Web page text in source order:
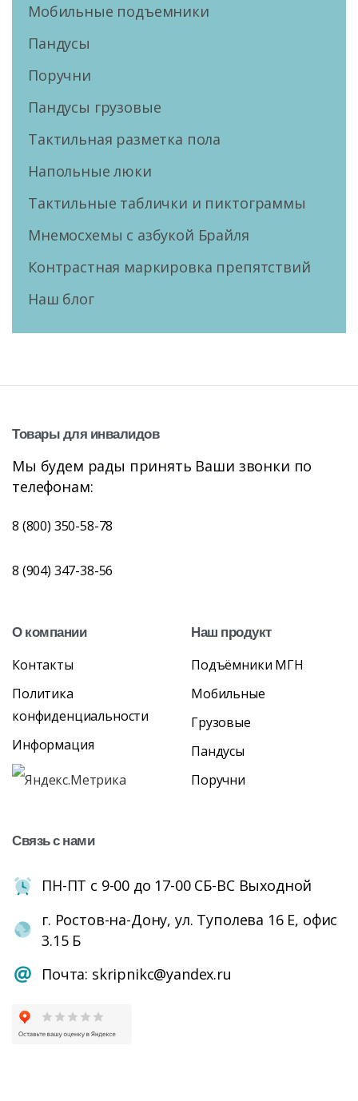
Мобильные подъемники
Пандусы
Поручни
Пандусы грузовые
Тактильная разметка пола
Напольные люки
Тактильные таблички и пиктограммы
Мнемосхемы с азбукой Брайля
Контрастная маркировка препятствий
Наш блог
Товарыдля инвалидов
Мы будем рады принять Ваши звонки по
телефонам:
8 (800) 350-58-78
8 (904) 347-38-56
Окомпании
Контакты
Политика
конфиденциальности
Информация
Наш продукт
Подъёмники МГН
Мобильные
Грузовые
Пандусы
Поручни
Связьснами
ПН-ПТ с 9-00 до 17-00 СБ-ВС Выходной
г. Ростов-на-Дону, ул. Туполева 16 Е, офис
3.15 Б
Почта: skripnikc@yandex.ru